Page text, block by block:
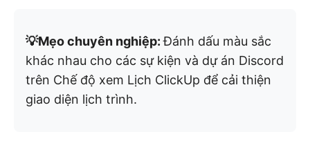
💡Mẹo chuyên nghiệp:Đánh dấu màu sắc
khác nhau cho các sự kiện và dự án Discord
trên Chế độ xem Lịch ClickUp để cải thiện
giao diện lịch trình.